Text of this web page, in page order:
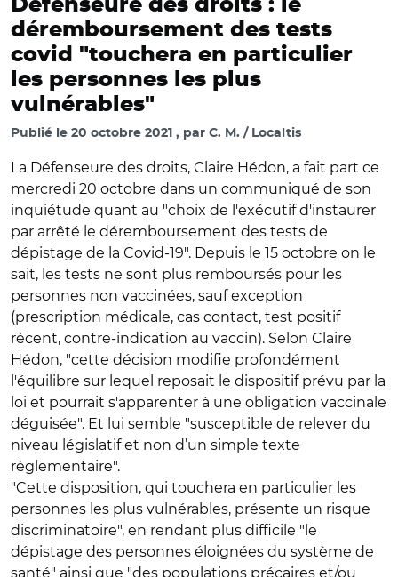
Défenseure des droits : le
déremboursement des tests
covid "touchera en particulier
les personnes les plus
vulnérables"
Publié le 20 octobre 2021 par C. M. / Localtis
La Défenseure des droits, Claire Hédon, a fait part ce
mercredi 20 octobre dans un communiqué de son
inquiétude quant au "choix de l'exécutif d'instaurer
par arrêté le déremboursement des tests de
dépistage de la Covid-19". Depuis le 15 octobre on le
sait, les tests ne sont plus remboursés pour les
personnes non vaccinées, sauf exception
(prescription médicale, cas contact, test positif
récent, contre-indication au vaccin). Selon Claire
Hédon, "cette décision modifie profondément
l'équilibre sur lequel reposait le dispositif prévu par la
loi et pourrait s'apparenter à une obligation vaccinale
déguisée". Et lui semble "susceptible de relever du
niveau législatif et non d’un simple texte
règlementaire".
"Cette disposition, qui touchera en particulier les
personnes les plus vulnérables, présente un risque
discriminatoire", en rendant plus difficile "le
dépistage des personnes éloignées du système de
santé" ainsi que "des populations précaires et/ou